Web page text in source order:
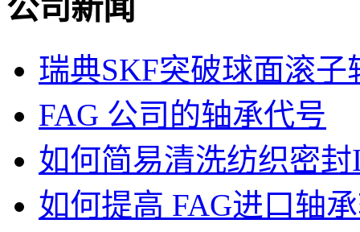
公司新闻
瑞典SKF突破球面滚子
FAG 公司的轴承代号
如何简易清洗纺织密
如何提高 FAG进口轴